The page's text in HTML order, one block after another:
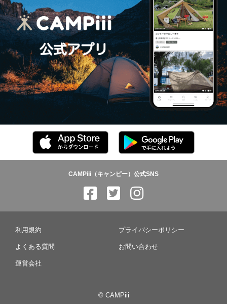
CAMPiii（キャンピー）公式SNS
利用規約 プライバシーポリシー
よくある質問 お問い合わせ
運営会社
© CAMPiii